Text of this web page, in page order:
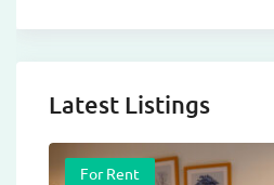
Latest Listings
For Rent